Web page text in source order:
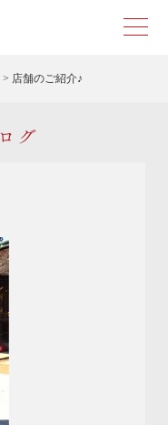
> 店舗のご紹介♪
スタッフブログ